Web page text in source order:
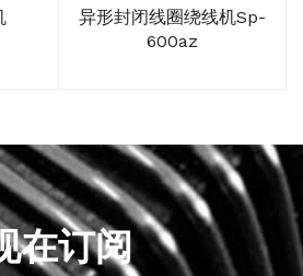
异形封闭线圈绕线机sp-
600az
在订阅